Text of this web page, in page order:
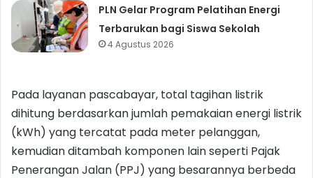
PLN Gelar Program Pelatihan Energi
Terbarukan bagi Siswa Sekolah
4 Agustus 2026
Pada layanan pascabayar, total tagihan listrik
dihitung berdasarkan jumlah pemakaian energi listrik
(kWh) yang tercatat pada meter pelanggan,
kemudian ditambah komponen lain seperti Pajak
Penerangan Jalan (PPJ) yang besarannya berbeda